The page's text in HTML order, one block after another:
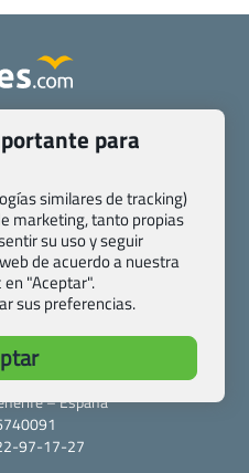
Contacto
disposiciones específicas
Condiciones generales
Transparencia
– sitemap
S.L.U.
Local 13
– Adeje
– España
97-17-27
para
similares de tracking)
marketing, tanto propias
su uso y seguir
de acuerdo a nuestra
en "Aceptar".
sus preferencias.